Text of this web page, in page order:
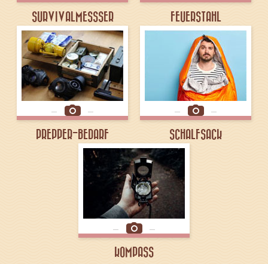
SURVIVALMESSSER FEUERSTAHL
PREPPER-BEDARF SCHALFSACK
KOMPASS